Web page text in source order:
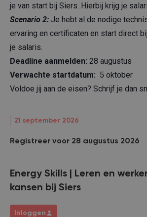
je van start bij Siers. Hierbij krijg je
Scenario 2: Je hebt al de nodige
ervaring en certificaten en start direct
je salaris.
Deadline aanmelden: 28 augustus
Verwachte startdatum: 5 oktober
Voldoe jij aan de eisen? Schrijf je dan
21 september 2026
Registreer voor 28 augustus 2026
Energy Skills | Leren en
kansen bij Siers
Inloggen